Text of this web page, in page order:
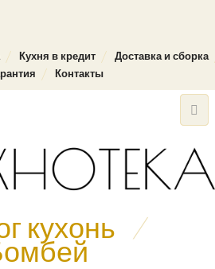
Кухня в кредит
Доставка и сборка
Контакты
кухонь /